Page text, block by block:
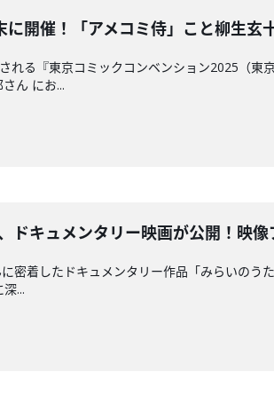
に開催！「アメコミ侍」こと柳生
れる『東京コミックコンベンション2025（
ん にお...
ドキュメンタリー映画が公開！映
密着したドキュメンタリー作品「みらいの
...